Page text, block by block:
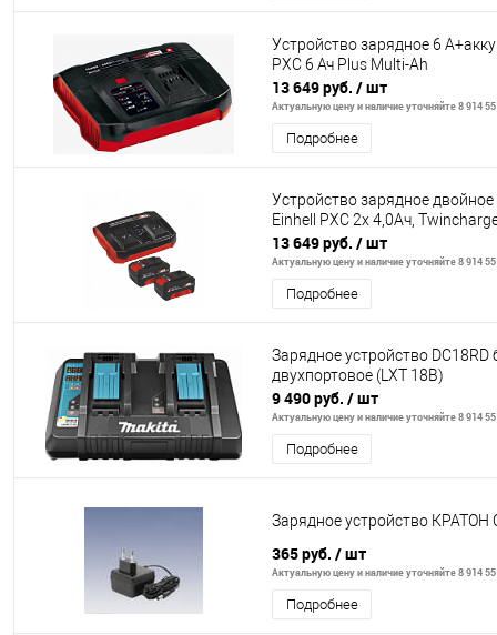
Устройство зарядное 6
PXC 6 Ач Plus Multi-Ah
13 649 руб. / шт
Актуальную цену и наличие уточняйте 8 914
Подробнее
Устройство зарядное
Einhell PXC 2x 4,0Aч,
13 649 руб. / шт
Актуальную цену и наличие уточняйте 8 914
Подробнее
Зарядное устройство DC18RD
двухпортовое (LXT 18В)
9 490 руб. / шт
Актуальную цену и наличие уточняйте 8 914
Подробнее
Зарядное устройство КРАТОН
365 руб. / шт
Актуальную цену и наличие уточняйте 8 914
Подробнее